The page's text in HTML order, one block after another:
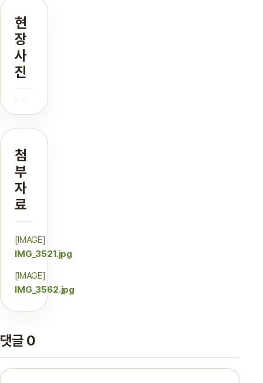
현
장
사
진
첨
부
자
료
[IMAGE]
IMG_3521.jpg
[IMAGE]
IMG_3562.jpg
댓글 0